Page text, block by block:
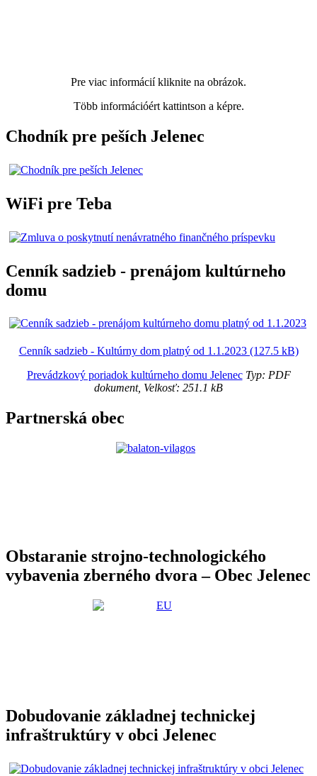
Pre viac informácií kliknite na obrázok.
Több információért kattintson a képre.
Chodník pre peších Jelenec
WiFi pre Teba
Cenník sadzieb - prenájom kultúrneho
domu
Cenník sadzieb - Kultúrny dom platný od 1.1.2023 (127.5 kB)
Prevádzkový poriadok kultúrneho domu JelenecTyp: PDF
dokument, Velkosť: 251.1 kB
Partnerská obec
Obstaranie strojno-technologického
vybavenia zberného dvora – Obec Jelenec
Dobudovanie základnej technickej
infraštruktúry v obci Jelenec